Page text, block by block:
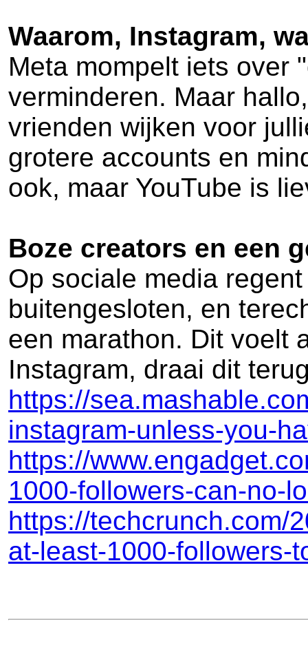
Waarom, Instagram,
Meta mompelt iets over
verminderen. Maar
vrienden wijken voor
grotere accounts en
ook, maar YouTube is
Boze creators en een
Op sociale media
buitengesloten, en
een marathon. Dit voelt
Instagram, draai dit
https://
instagram-unless-you-
https://
1000-followers-can-no-
https://techcrunch.com/
at-least-1000-followers-